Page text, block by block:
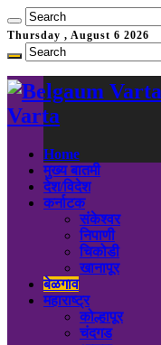
Thursday , August 6 2026
Varta
Home
मुख्य बातमी
देश/विदेश
कर्नाटक
संकेश्वर
निपाणी
चिकोडी
खानापूर
बेळगाव
महाराष्ट्र
कोल्हापूर
चंदगड